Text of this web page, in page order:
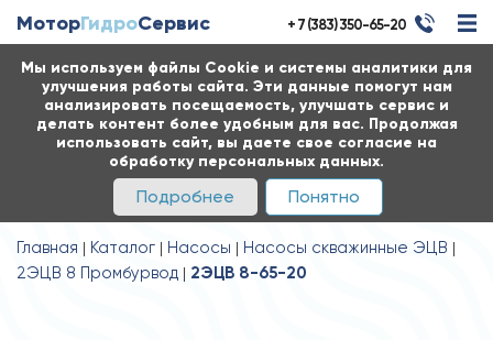
Мы используем файлы Cookie и системы аналитики для
улучшения работы сайта. Эти данные помогут нам
анализировать посещаемость, улучшать сервис и
делать контент более удобным для вас. Продолжая
использовать сайт, вы даете свое согласие на
обработку персональных данных.
Подробнее Понятно
МоторГидроСервис + 7 (383) 350-65-20
Главная Каталог Насосы
Насосы скважинные ЭЦВ
2ЭЦВ 8 Промбурвод
2ЭЦВ 8-65-20